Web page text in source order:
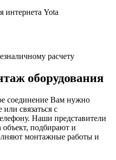
интернета Yota
расчету
оборудования
соединение Вам нужно
связаться с
Наши представители
объект, подбирают и
монтажные работы и